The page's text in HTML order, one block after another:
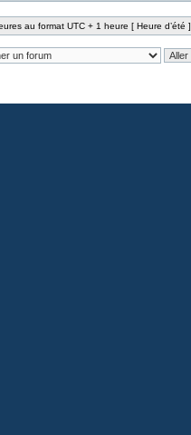
au format UTC + 1 heure [ Heure d’été ]